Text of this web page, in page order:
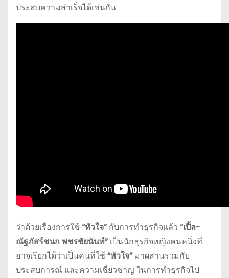
ประสบความสำเร็จได้เช่นกัน
ว่าด้วยเรื่องการใช้ “หัวใจ”กับการทำธุรกิจแล้ว “เปิ้ล-
ณัฐภัสร์ชนก พชรชัยนันท์”เป็นนักธุรกิจหญิงคนหนึ่งที่
อาจเรียกได้ว่าเป็นคนที่ใช้ “หัวใจ”มาผสานรวมกับ
ประสบการณ์ และความเชี่ยวชาญ ในการทำธุรกิจไป